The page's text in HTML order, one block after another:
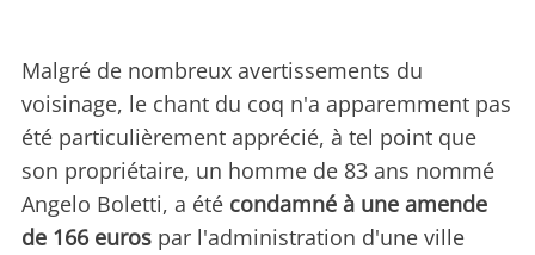
Malgré de nombreux avertissements du
voisinage, le chant du coq n'a apparemment pas
été particulièrement apprécié, à tel point que
son propriétaire, un homme de 83 ans nommé
Angelo Boletti, a été condamné à une amende
de 166 euros par l'administration d'une ville